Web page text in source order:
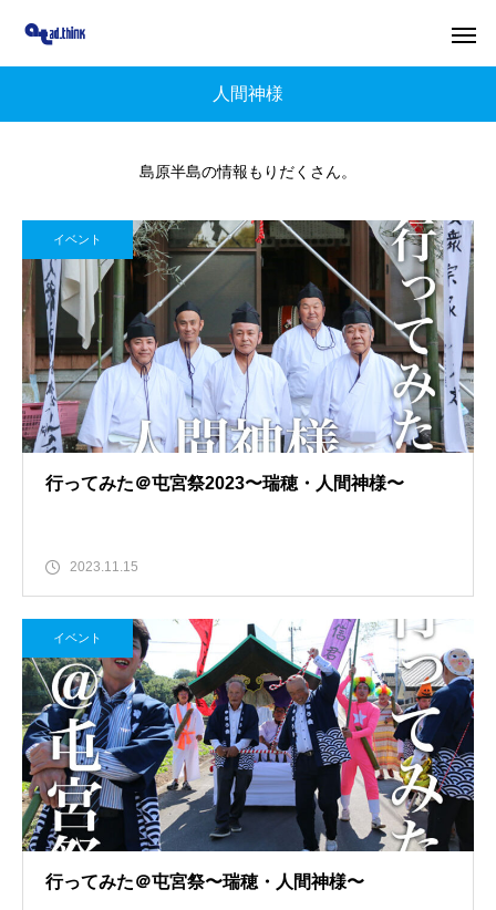
人間神様
島原半島の情報もりだくさん。
イベント
行ってみた＠屯宮祭2023〜瑞穂・人間神様〜
2023.11.15
イベント
行ってみた＠屯宮祭〜瑞穂・人間神様〜